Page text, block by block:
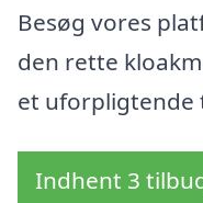
Besøg vores
den rette
et uforpligtende
Indhent 3